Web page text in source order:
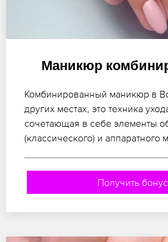
Маникюр
Комбинированный маникюр в
других местах, это техника
сочетающая в себе элементы
(классического) и аппаратного
Получить бонус